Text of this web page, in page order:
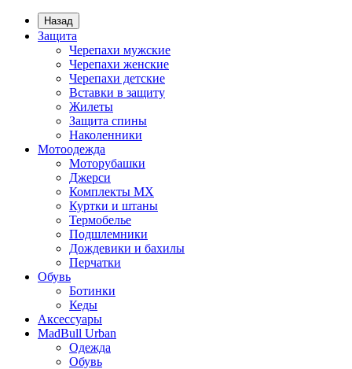
Назад
Защита
Черепахи мужские
Черепахи женские
Черепахи детские
Вставки в защиту
Жилеты
Защита спины
Наколенники
Мотоодежда
Моторубашки
Джерси
Комплекты MX
Куртки и штаны
Термобелье
Подшлемники
Дождевики и бахилы
Перчатки
Обувь
Ботинки
Кеды
Аксессуары
MadBull Urban
Одежда
Обувь